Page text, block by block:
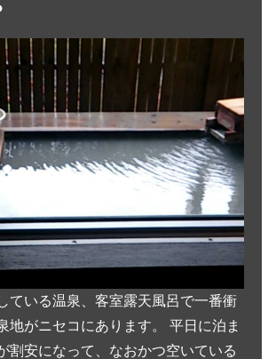
ている温泉、客室露天風呂で一番衝
地がニセコにあります。 平日に泊ま
割安になって、なおかつ空いている